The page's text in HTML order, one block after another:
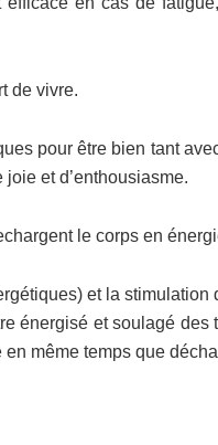
de vivre.
pour être bien tant
et d’enthousiasme.
le corps en
et la stimulation
énergisé et soulagé des
même temps que